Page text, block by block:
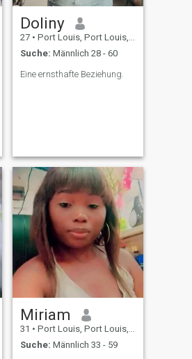
Doliny
27 • Port Louis, Port Louis, Mauritius
Suche: Männlich 28 - 60
Eine ernsthafte Beziehung.
Miriam
31 • Port Louis, Port Louis, Mauritius
Suche: Männlich 33 - 59